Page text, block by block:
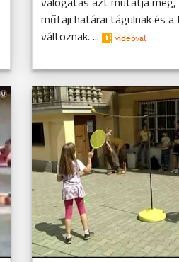
műfaji határai tágulnak és a
változnak. ...